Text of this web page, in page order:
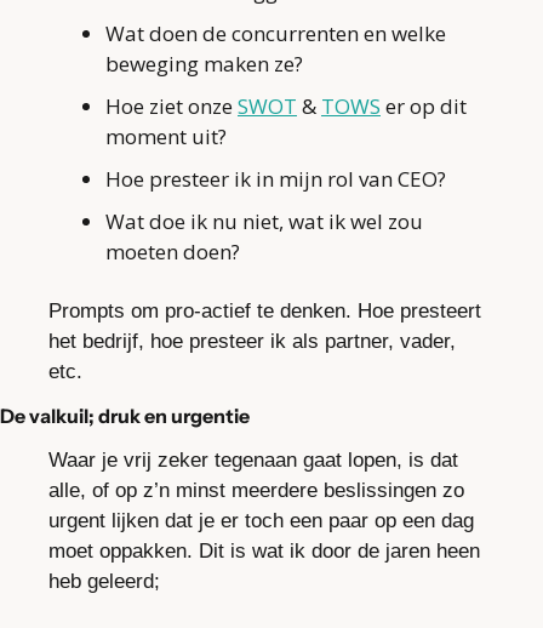
Wat doen de concurrenten en welke
beweging maken ze?
Hoe ziet onze SWOT & TOWS er op dit
moment uit?
Hoe presteer ik in mijn rol van CEO?
Wat doe ik nu niet, wat ik wel zou
moeten doen?
Prompts om pro-actief te denken. Hoe presteert
het bedrijf, hoe presteer ik als partner, vader,
etc.
De valkuil; druk en urgentie
Waar je vrij zeker tegenaan gaat lopen, is dat
alle, of op z’n minst meerdere beslissingen zo
urgent lijken dat je er toch een paar op een dag
moet oppakken. Dit is wat ik door de jaren heen
heb geleerd;